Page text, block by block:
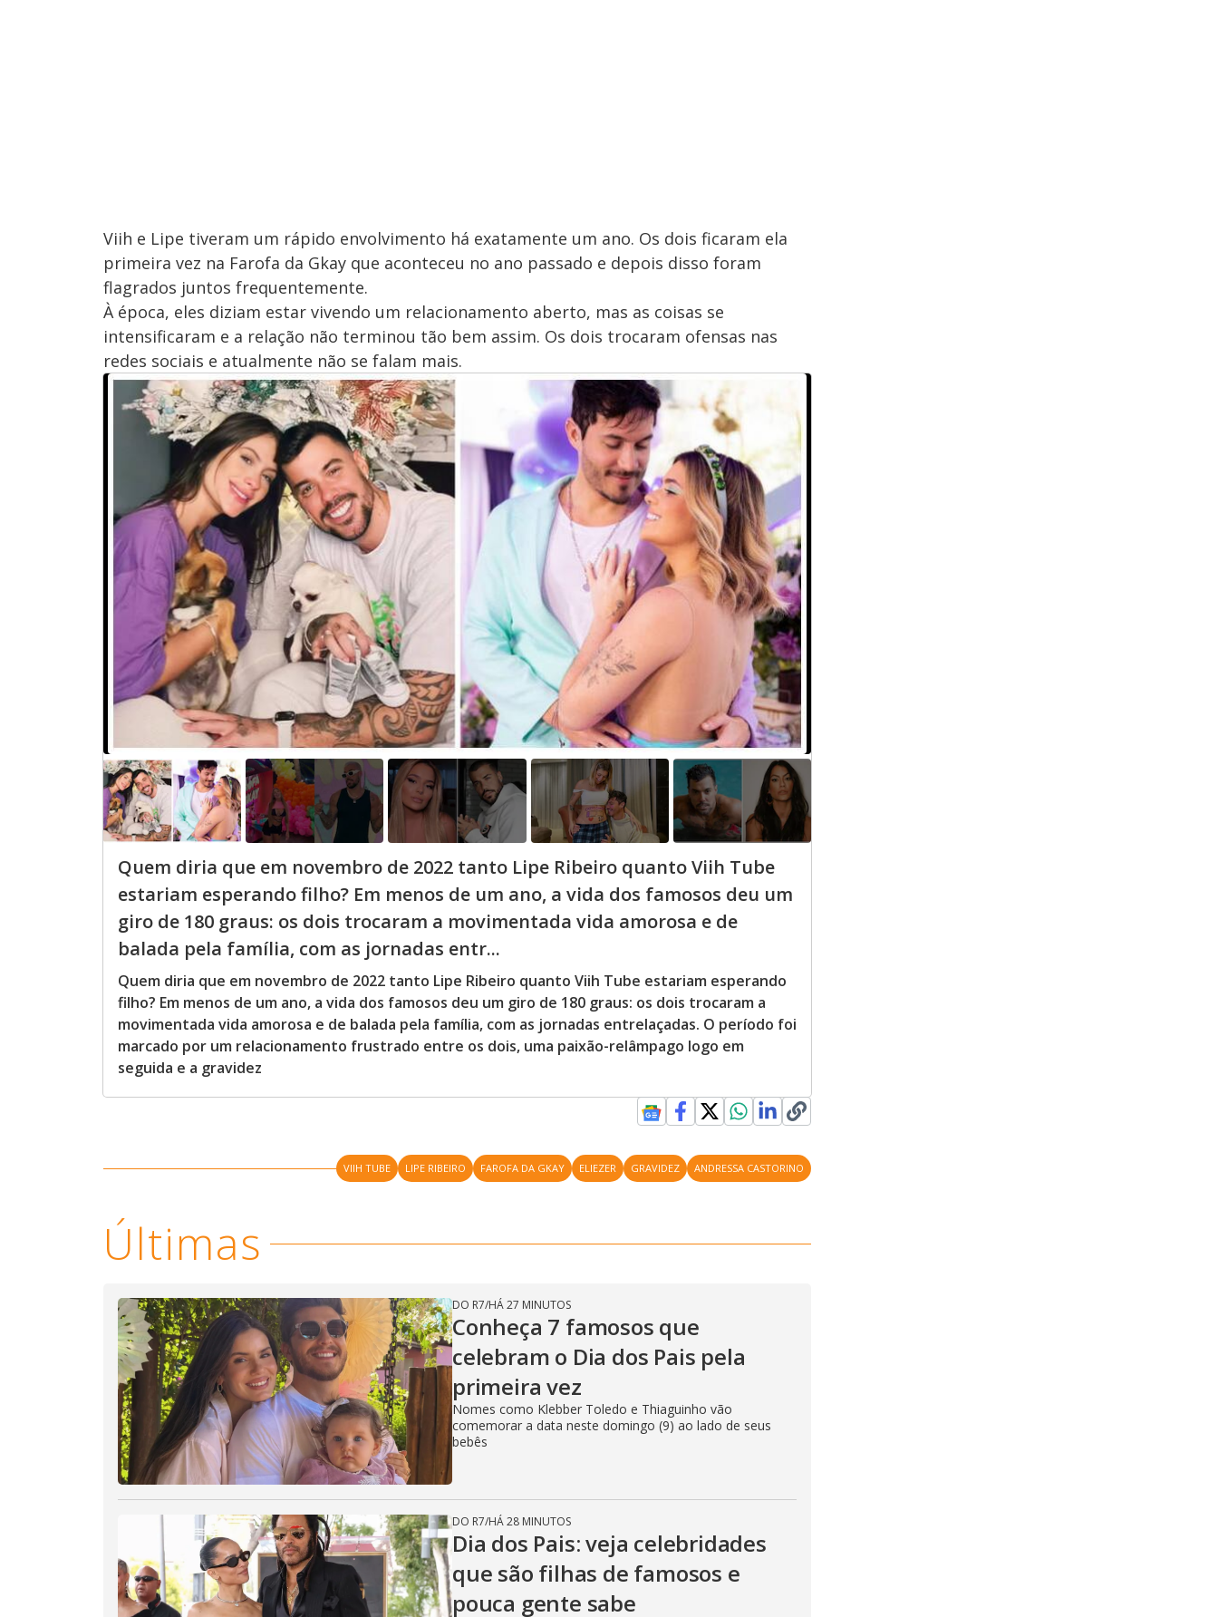
Viih e Lipe tiveram um rápido envolvimento há exatamente um ano. Os dois ficaram ela
primeira vez na Farofa da Gkay que aconteceu no ano passado e depois disso foram
flagrados juntos frequentemente.
À época, eles diziam estar vivendo um relacionamento aberto, mas as coisas se
intensificaram e a relação não terminou tão bem assim. Os dois trocaram ofensas nas
redes sociais e atualmente não se falam mais.
Quem diria que em novembro de 2022 tanto Lipe Ribeiro quanto Viih Tube
estariam esperando filho? Em menos de um ano, a vida dos famosos deu um
giro de 180 graus: os dois trocaram a movimentada vida amorosa e de
balada pela família, com as jornadas entr...
Quem diria que em novembro de 2022 tanto Lipe Ribeiro quanto Viih Tube estariam esperando
filho? Em menos de um ano, a vida dos famosos deu um giro de 180 graus: os dois trocaram a
movimentada vida amorosa e de balada pela família, com as jornadas entrelaçadas. O período foi
marcado por um relacionamento frustrado entre os dois, uma paixão-relâmpago logo em
seguida e a gravidez
VIIH TUBE LIPE RIBEIRO FAROFA DA GKAY ELIEZER GRAVIDEZ ANDRESSA CASTORINO
Últimas
DO R7/HÁ 27 MINUTOS
Conheça 7 famosos que
celebram o Dia dos Pais pela
primeira vez
Nomes como Klebber Toledo e Thiaguinho vão
comemorar a data neste domingo (9) ao lado de seus
bebês
DO R7/HÁ 28 MINUTOS
Dia dos Pais: veja celebridades
que são filhas de famosos e
pouca gente sabe